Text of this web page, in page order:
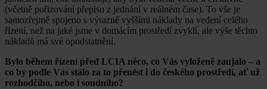
(včetně pořizování přepisu z jednání v reálném čase). To vše je
samozřejmě spojeno s výrazně vyššími náklady na vedení celého
řízení, než na jaké jsme v domácím prostředí zvyklí, ale výše těchto
nákladů má své opodstatnění.
Bylo během řízení před LCIA něco, co Vás vyloženě zaujalo – a
co by podle Vás stálo za to přenést i do českého prostředí, ať už
rozhodčího, nebo i soudního?